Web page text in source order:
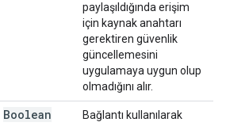
paylaşıldığında erişim
için kaynak anahtarı
gerektiren güvenlik
güncellemesini
uygulamaya uygun olup
olmadığını alır.
Boolean
Bağlantı kullanılarak